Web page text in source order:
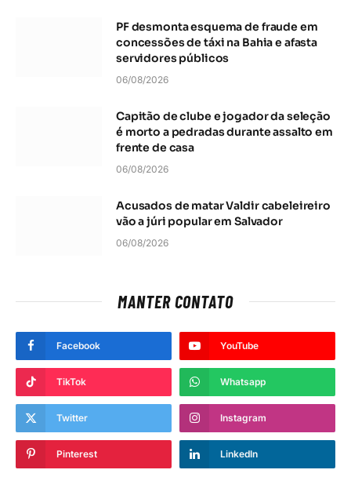
PF desmonta esquema de fraude em
concessões de táxi na Bahia e afasta
servidores públicos
06/08/2026
Capitão de clube e jogador da seleção
é morto a pedradas durante assalto em
frente de casa
06/08/2026
Acusados de matar Valdir cabeleireiro
vão a júri popular em Salvador
06/08/2026
MANTER CONTATO
Facebook YouTube
TikTok Whatsapp
Twitter Instagram
Pinterest LinkedIn